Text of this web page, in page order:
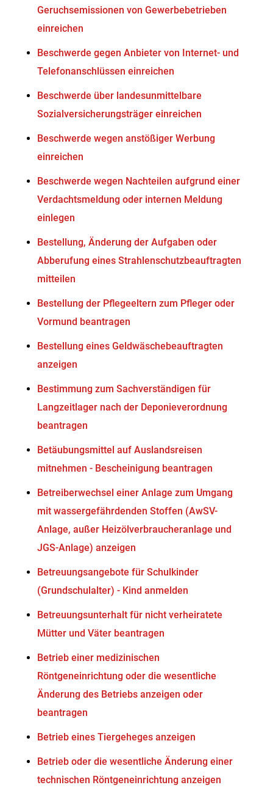
Geruchsemissionen von Gewerbebetrieben
einreichen
Beschwerde gegen Anbieter von Internet- und
Telefonanschlüssen einreichen
Beschwerde über landesunmittelbare
Sozialversicherungsträger einreichen
Beschwerde wegen anstößiger Werbung
einreichen
Beschwerde wegen Nachteilen aufgrund einer
Verdachtsmeldung oder internen Meldung
einlegen
Bestellung, Änderung der Aufgaben oder
Abberufung eines Strahlenschutzbeauftragten
mitteilen
Bestellung der Pflegeeltern zum Pfleger oder
Vormund beantragen
Bestellung eines Geldwäschebeauftragten
anzeigen
Bestimmung zum Sachverständigen für
Langzeitlager nach der Deponieverordnung
beantragen
Betäubungsmittel auf Auslandsreisen
mitnehmen - Bescheinigung beantragen
Betreiberwechsel einer Anlage zum Umgang
mit wassergefährdenden Stoffen (AwSV-
Anlage, außer Heizölverbraucheranlage und
JGS-Anlage) anzeigen
Betreuungsangebote für Schulkinder
(Grundschulalter) - Kind anmelden
Betreuungsunterhalt für nicht verheiratete
Mütter und Väter beantragen
Betrieb einer medizinischen
Röntgeneinrichtung oder die wesentliche
Änderung des Betriebs anzeigen oder
beantragen
Betrieb eines Tiergeheges anzeigen
Betrieb oder die wesentliche Änderung einer
technischen Röntgeneinrichtung anzeigen